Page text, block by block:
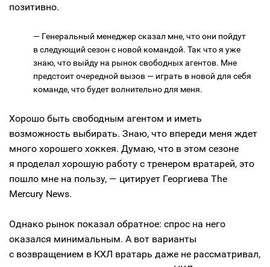
позитивно.
— Генеральный менеджер сказал мне, что они пойдут
в следующий сезон с новой командой. Так что я уже
знаю, что выйду на рынок свободных агентов. Мне
предстоит очередной вызов — играть в новой для себя
команде, что будет волнительно для меня.
Хорошо быть свободным агентом и иметь
возможность выбирать. Знаю, что впереди меня ждет
много хорошего хоккея. Думаю, что в этом сезоне
я проделал хорошую работу с тренером вратарей, это
пошло мне на пользу, — цитирует Георгиева The
Mercury News.
Однако рынок показал обратное: спрос на него
оказался минимальным. А вот варианты
с возвращением в КХЛ вратарь даже не рассматривал,